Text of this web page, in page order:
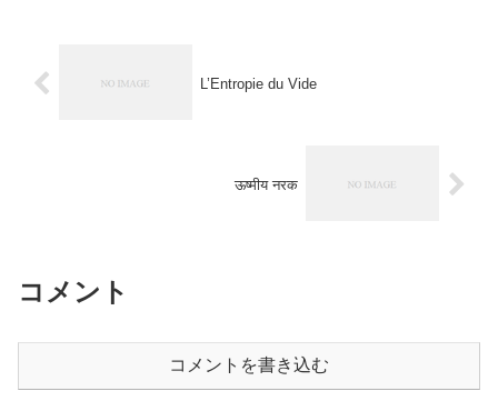
L’Entropie du Vide
ऊष्मीय नरक
コメント
コメントを書き込む